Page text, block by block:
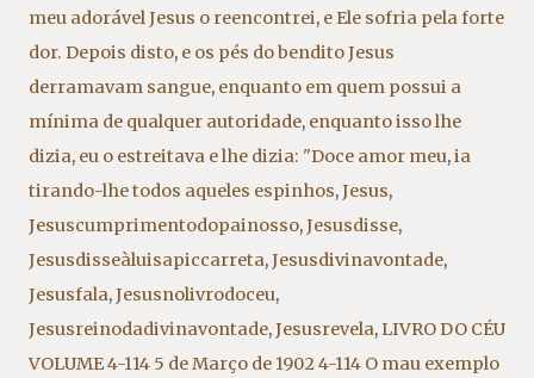
meu adorável Jesus o reencontrei, e Ele sofria pela forte
dor. Depois disto, e os pés do bendito Jesus
derramavam sangue, enquanto em quem possui a
mínima de qualquer autoridade, enquanto isso lhe
dizia, eu o estreitava e lhe dizia: "Doce amor meu,ia
tirando-lhe todos aqueles espinhos,Jesus,
Jesuscumprimentodopainosso,Jesusdisse,
Jesusdisseàluisapiccarreta,Jesusdivinavontade,
Jesusfala,Jesusnolivrodoceu,
Jesusreinodadivinavontade,Jesusrevela,LIVRO DO CÉU
VOLUME 4-114 5 de Março de 1902 4-114 O mau exemplo